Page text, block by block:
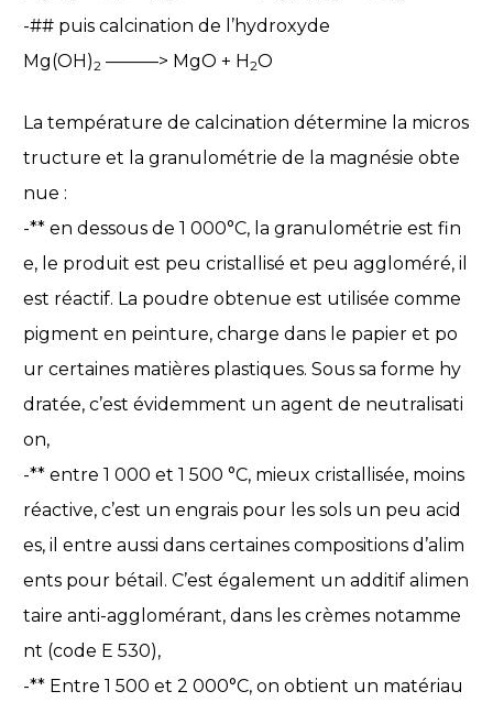
-## puis calcination de l’hydroxyde
Mg(OH)2 ———> MgO + H2O
La température de calcination détermine la micros
tructure et la granulométrie de la magnésie obte
nue :
-** en dessous de 1 000°C, la granulométrie est fin
e, le produit est peu cristallisé et peu aggloméré, il
est réactif. La poudre obtenue est utilisée comme
pigment en peinture, charge dans le papier et po
ur certaines matières plastiques. Sous sa forme hy
dratée, c’est évidemment un agent de neutralisati
on,
-** entre 1 000 et 1 500 °C, mieux cristallisée, moins
réactive, c’est un engrais pour les sols un peu acid
es, il entre aussi dans certaines compositions d’alim
ents pour bétail. C’est également un additif alimen
taire anti-agglomérant, dans les crèmes notamme
nt (code E 530),
-** Entre 1 500 et 2 000°C, on obtient un matériau